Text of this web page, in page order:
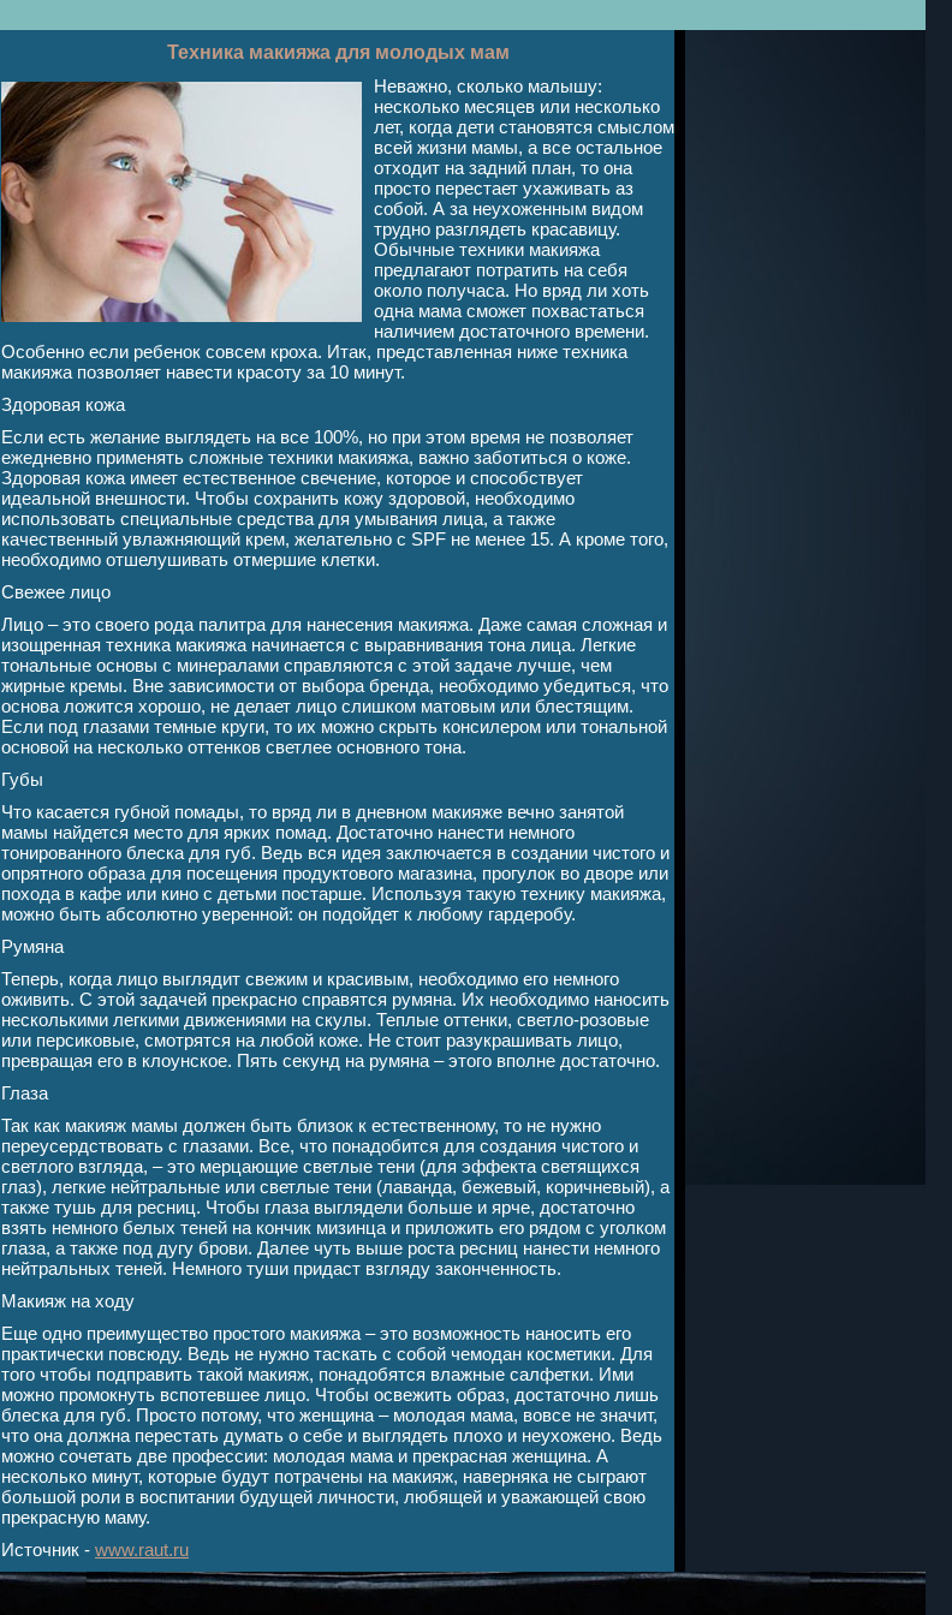
Техника макияжа для молодых мам
Неважно, сколько малышу:
несколько месяцев или несколько
лет, когда дети становятся смыслом
всей жизни мамы, а все остальное
отходит на задний план, то она
просто перестает ухаживать аз
собой. А за неухоженным видом
трудно разглядеть красавицу.
Обычные техники макияжа
предлагают потратить на себя
около получаса. Но вряд ли хоть
одна мама сможет похвастаться
наличием достаточного времени.
Особенно если ребенок совсем кроха. Итак, представленная ниже техника
макияжа позволяет навести красоту за 10 минут.
Здоровая кожа
Если есть желание выглядеть на все 100%, но при этом время не позволяет
ежедневно применять сложные техники макияжа, важно заботиться о коже.
Здоровая кожа имеет естественное свечение, которое и способствует
идеальной внешности. Чтобы сохранить кожу здоровой, необходимо
использовать специальные средства для умывания лица, а также
качественный увлажняющий крем, желательно с SPF не менее 15. А кроме того,
необходимо отшелушивать отмершие клетки.
Свежее лицо
Лицо – это своего рода палитра для нанесения макияжа. Даже самая сложная и
изощренная техника макияжа начинается с выравнивания тона лица. Легкие
тональные основы с минералами справляются с этой задаче лучше, чем
жирные кремы. Вне зависимости от выбора бренда, необходимо убедиться, что
основа ложится хорошо, не делает лицо слишком матовым или блестящим.
Если под глазами темные круги, то их можно скрыть консилером или тональной
основой на несколько оттенков светлее основного тона.
Губы
Что касается губной помады, то вряд ли в дневном макияже вечно занятой
мамы найдется место для ярких помад. Достаточно нанести немного
тонированного блеска для губ. Ведь вся идея заключается в создании чистого и
опрятного образа для посещения продуктового магазина, прогулок во дворе или
похода в кафе или кино с детьми постарше. Используя такую технику макияжа,
можно быть абсолютно уверенной: он подойдет к любому гардеробу.
Румяна
Теперь, когда лицо выглядит свежим и красивым, необходимо его немного
оживить. С этой задачей прекрасно справятся румяна. Их необходимо наносить
несколькими легкими движениями на скулы. Теплые оттенки, светло-розовые
или персиковые, смотрятся на любой коже. Не стоит разукрашивать лицо,
превращая его в клоунское. Пять секунд на румяна – этого вполне достаточно.
Глаза
Так как макияж мамы должен быть близок к естественному, то не нужно
переусердствовать с глазами. Все, что понадобится для создания чистого и
светлого взгляда, – это мерцающие светлые тени (для эффекта светящихся
глаз), легкие нейтральные или светлые тени (лаванда, бежевый, коричневый), а
также тушь для ресниц. Чтобы глаза выглядели больше и ярче, достаточно
взять немного белых теней на кончик мизинца и приложить его рядом с уголком
глаза, а также под дугу брови. Далее чуть выше роста ресниц нанести немного
нейтральных теней. Немного туши придаст взгляду законченность.
Макияж на ходу
Еще одно преимущество простого макияжа – это возможность наносить его
практически повсюду. Ведь не нужно таскать с собой чемодан косметики. Для
того чтобы подправить такой макияж, понадобятся влажные салфетки. Ими
можно промокнуть вспотевшее лицо. Чтобы освежить образ, достаточно лишь
блеска для губ. Просто потому, что женщина – молодая мама, вовсе не значит,
что она должна перестать думать о себе и выглядеть плохо и неухожено. Ведь
можно сочетать две профессии: молодая мама и прекрасная женщина. А
несколько минут, которые будут потрачены на макияж, наверняка не сыграют
большой роли в воспитании будущей личности, любящей и уважающей свою
прекрасную маму.
Источник - www.raut.ru